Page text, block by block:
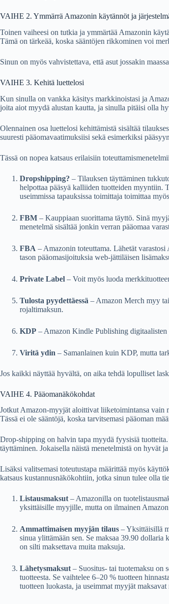
VAIHE 2. Ymmärrä Amazonin käytännöt ja
Toinen vaiheesi on tutkia ja ymmärtää Amazonin
Tämä on tärkeää, koska sääntöjen rikkominen voi
Sinun on myös vahvistettava, että asut jossakin
VAIHE 3. Kehitä luettelosi
Kun sinulla on vankka käsitys markkinoistasi ja
joita aiot myydä alustan kautta, ja sinulla pitäisi olla
Olennainen osa luettelosi kehittämistä sisältää
suuresti pääomavaatimuksiisi sekä esimerkiksi
Tässä on nopea katsaus erilaisiin
Dropshipping? – Tilauksen täyttäminen
helpottaa pääsyä kalliiden tuotteiden myyntiin.
useimmissa tapauksissa toimittaja toimittaa
FBM – Kauppiaan suorittama täyttö. Sinä
menetelmä sisältää jonkin verran pääomaa
FBA – Amazonin toteuttama. Lähetät
tason pääomasijoituksia web-jättiläisen
Private Label – Voit myös luoda
Tulosta pyydettäessä – Amazon Merch myy
rojaltimaksun.
KDP – Amazon Kindle Publishing
Viritä ydin – Samanlainen kuin KDP, mutta
Jos kaikki näyttää hyvältä, on aika tehdä lopulliset
VAIHE 4. Pääomanäkökohdat
Jotkut Amazon-myyjät aloittivat liiketoimintansa
Tässä ei ole sääntöjä, koska tarvitsemasi pääoman
Drop-shipping on halvin tapa myydä fyysisiä
täyttäminen. Jokaisella näistä menetelmistä on hyvät
Lisäksi valitsemasi toteutustapa määrittää myös
katsaus kustannusnäkökohtiin, jotka sinun tulee olla
Listausmaksut – Amazonilla on
yksittäisille myyjille, mutta on ilmainen
Ammattimaisen myyjän tilaus – Yksittäisillä
sinua ylittämään sen. Se maksaa 39.90 dollaria
on silti maksettava muita maksuja.
Lähetysmaksut – Suositus- tai tuotemaksu on
tuotteesta. Se vaihtelee 6–20 % tuotteen
tuotteen luokasta, ja useimmat myyjät